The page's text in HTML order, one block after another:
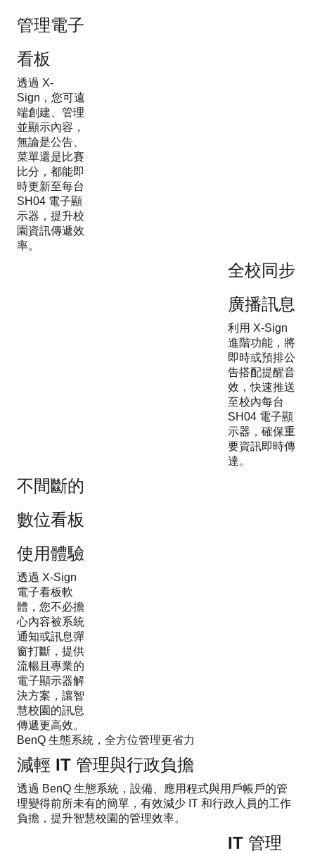
管理電子
看板
透過 X-
Sign，您可遠
端創建、管理
並顯示內容，
無論是公告、
菜單還是比賽
比分，都能即
時更新至每台
SH04 電子顯
示器，提升校
園資訊傳遞效
率。
全校同步
廣播訊息
利用 X-Sign
進階功能，將
即時或預排公
告搭配提醒音
效，快速推送
至校內每台
SH04 電子顯
示器，確保重
要資訊即時傳
達。
不間斷的
數位看板
使用體驗
透過 X-Sign
電子看板軟
體，您不必擔
心內容被系統
通知或訊息彈
窗打斷，提供
流暢且專業的
電子顯示器解
決方案，讓智
慧校園的訊息
傳遞更高效。
BenQ 生態系統，全方位管理更省力
減輕 IT 管理與行政負擔
透過 BenQ 生態系統，設備、應用程式與用戶帳戶的管
理變得前所未有的簡單，有效減少 IT 和行政人員的工作
負擔，提升智慧校園的管理效率。
IT 管理